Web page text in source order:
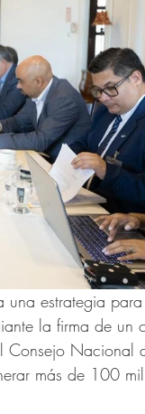
una estrategia
la firma de un
Nacional
más de 100